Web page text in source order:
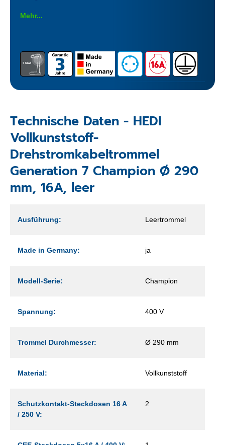
Mehr...
Technische Daten - HEDI
Vollkunststoff-
Drehstromkabeltrommel
Generation 7 Champion Ø 290
mm, 16A, leer
Ausführung: Leertrommel
Made in Germany: ja
Modell-Serie: Champion
Spannung: 400 V
Trommel Durchmesser: Ø 290 mm
Material: Vollkunststoff
Schutzkontakt-Steckdosen 16 A
/ 250 V:
2